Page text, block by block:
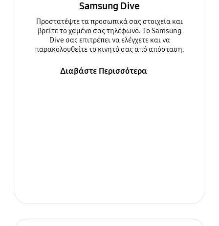
Samsung Dive
Προστατέψτε τα προσωπικά σας στοιχεία και
βρείτε το χαμένο σας τηλέφωνο. Το Samsung
Dive σας επιτρέπει να ελέγχετε και να
παρακολουθείτε το κινητό σας από απόσταση.
Διαβάστε Περισσότερα